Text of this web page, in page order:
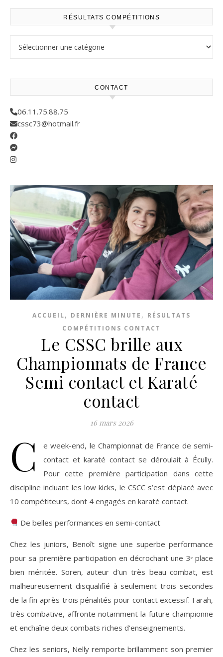
RÉSULTATS COMPÉTITIONS
CONTACT
06.11.75.88.75
cssc73@hotmail.fr
ACCUEIL, DERNIÈRE MINUTE , RÉSULTATS
COMPÉTITIONS CONTACT
Le CSSC brille aux
Championnats de France
Semi contact et Karaté
contact
16 mars 2026
C
e week-end, le Championnat de France de semi-
contact et karaté contact se déroulait à Écully.
Pour cette première participation dans cette
discipline incluant les low kicks, le CSCC s’est déplacé avec
10 compétiteurs, dont 4 engagés en karaté contact.
De belles performances en semi-contact
Chez les juniors, Benoît signe une superbe performance
pour sa première participation en décrochant une 3ᵉ place
bien méritée. Soren, auteur d’un très beau combat, est
malheureusement disqualifié à seulement trois secondes
de la fin après trois pénalités pour contact excessif. Farah,
très combative, affronte notamment la future championne
et enchaîne deux combats riches d’enseignements.
Chez les seniors, Nelly remporte brillamment son premier